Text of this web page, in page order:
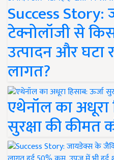
Success Story:
टेक्नोलॉजी से
उत्पादन और घटा
लागत?
एथेनॉल का अधूरा
सुरक्षा की कीमत